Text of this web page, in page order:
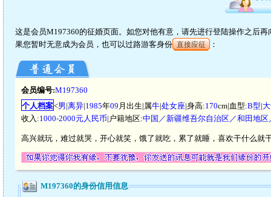
这是会员M197360的征婚页面。如您对他有意，请先进行登陆操作之后
果您暂时无意成为会员，也可以过路游客身份 直接应征 ：
会员编号:M197360
个人档案<男|离异|1985年09 月出生|属牛|处女座|身高:170cm|血型:B型|
收入:1000-2000元人民币|户籍地区:中国／新疆维吾尔自治区／和田地区
高兴就玩，难过就哭，开心就笑，饿了就吃，累了就睡，喜欢干什么
M197360的身份信用信息